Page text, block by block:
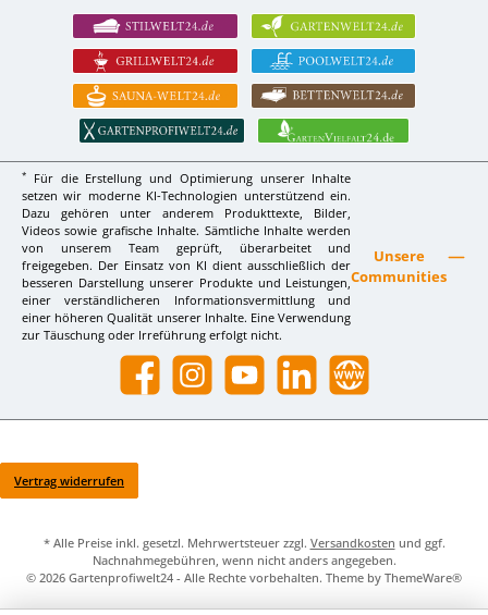
*
Für die Erstellung und Optimierung unserer Inhalte
setzen wir moderne KI-Technologien unterstützend ein.
Dazu gehören unter anderem Produkttexte, Bilder,
Videos sowie grafische Inhalte. Sämtliche Inhalte werden
von unserem Team geprüft, überarbeitet und
freigegeben. Der Einsatz von KI dient ausschließlich der
besseren Darstellung unserer Produkte und Leistungen,
einer verständlicheren Informationsvermittlung und
einer höheren Qualität unserer Inhalte. Eine Verwendung
zur Täuschung oder Irreführung erfolgt nicht.
Unsere
Communities
Facebook InstagramYouTube LinkedIn Website
Vertrag widerrufen
* Alle Preise inkl. gesetzl. Mehrwertsteuer zzgl. Versandkosten und ggf.
Nachnahmegebühren, wenn nicht anders angegeben.
© 2026 Gartenprofiwelt24 - Alle Rechte vorbehalten. Theme by ThemeWare®